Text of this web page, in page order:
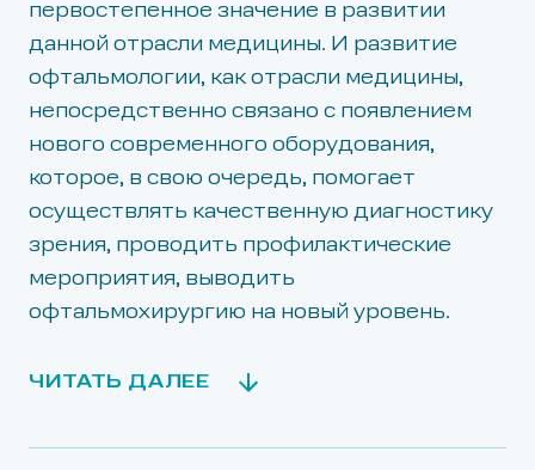
первостепенное значение в развитии
данной отрасли медицины. И развитие
офтальмологии, как отрасли медицины,
непосредственно связано с появлением
нового современного оборудования,
которое, в свою очередь, помогает
осуществлять качественную диагностику
зрения, проводить профилактические
мероприятия, выводить
офтальмохирургию на новый уровень.
ЧИТАТЬ ДАЛЕЕ